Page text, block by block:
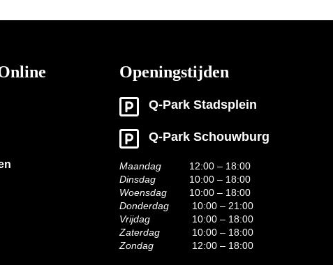
Openingstijden
Q-Park Stadsplein
Q-Park Schouwburg
Maandag
12:00 – 18:00
Dinsdag
10:00 – 18:00
Woensdag
10:00 – 18:00
Donderdag
10:00 – 21:00
Vrijdag
10:00 – 18:00
Zaterdag
10:00 – 18:00
Zondag
12:00 – 18:00